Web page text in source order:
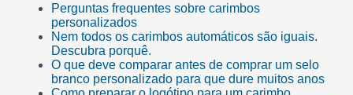
Perguntas frequentes sobre carimbos
personalizados
Nem todos os carimbos automáticos são iguais.
Descubra porquê.
O que deve comparar antes de comprar um selo
branco personalizado para que dure muitos anos